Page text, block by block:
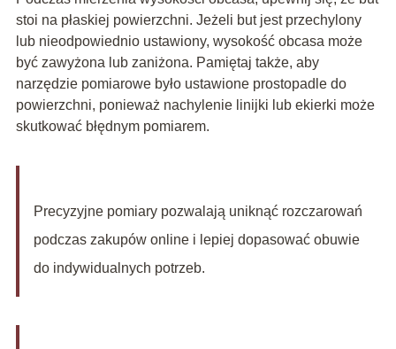
stoi na płaskiej powierzchni. Jeżeli but jest przechylony
lub nieodpowiednio ustawiony, wysokość obcasa może
być zawyżona lub zaniżona. Pamiętaj także, aby
narzędzie pomiarowe było ustawione prostopadle do
powierzchni, ponieważ nachylenie linijki lub ekierki może
skutkować błędnym pomiarem.
Precyzyjne pomiary pozwalają uniknąć rozczarowań
podczas zakupów online i lepiej dopasować obuwie
do indywidualnych potrzeb.